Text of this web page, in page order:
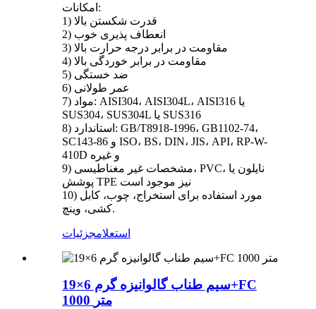
امکانات:
1) قدرت شکستن بالا
2) انعطاف پذیری خوب
3) مقاومت در برابر درجه حرارت بالا
4) مقاومت در برابر خوردگی بالا
5) ضد خستگی
6) عمر طولانی
7) مواد: AISI304، AISI304L، AISI316 یا
SUS304، SUS304L یا SUS316
8) استاندارد: GB/T8918-1996، GB1102-74،
SC143-86 و ISO، BS، DIN، JIS، API، RP-W-
410D و غیره
9) مشخصات غیر مغناطیسی، PVC، نایلون یا
پوشش TPE نیز موجود است
10) مورد استفاده برای استخراج، چوب، کابل
کشی، وینچ.
استعلامجزئیات
سیم طناب گالوانیزه گرم 6×19+FC
1000 متر